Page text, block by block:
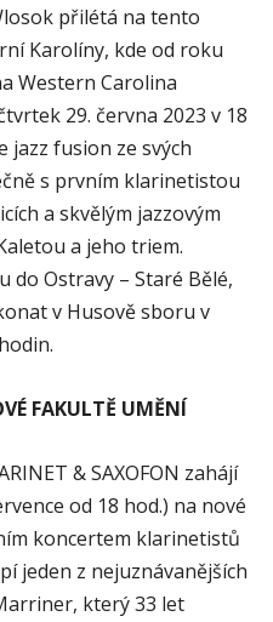
přilétá na tento
Karolíny, kde od roku
Western Carolina
29. června 2023 v 18
jazz fusion ze svých
s prvním klarinetistou
a skvělým jazzovým
a jeho triem.
do Ostravy – Staré Bělé,
v Husově sboru v
FAKULTĚ UMĚNÍ
& SAXOFON zahájí
od 18 hod.) na nové
koncertem klarinetistů
jeden z nejuznávanějších
který 33 let